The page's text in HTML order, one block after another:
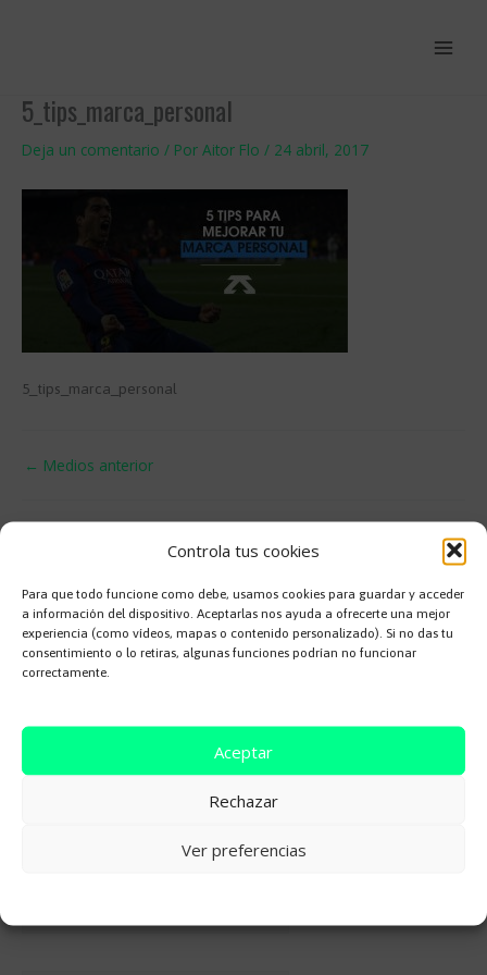
Controla tus cookies
Para que todo funcione como debe, usamos cookies para guardar y acceder
a información del dispositivo. Aceptarlas nos ayuda a ofrecerte una mejor
experiencia (como vídeos, mapas o contenido personalizado). Si no das tu
consentimiento o lo retiras, algunas funciones podrían no funcionar
correctamente.
Aceptar
Rechazar
Ver preferencias
5_tips_marca_personal
Deja un comentario / Por Aitor Flo / 24 abril, 2017
5_tips_marca_personal
← Medios anterior
Deja una respuesta
obligatorios están marcados con*
Comentario